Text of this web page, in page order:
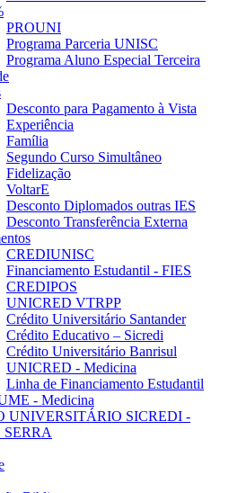
PROUNI
Programa Parceria UNISC
Programa Aluno Especial Terceira
Desconto para Pagamento à Vista
Experiência
Família
Segundo Curso Simultâneo
Fidelização
VoltarE
Desconto Diplomados outras IES
Desconto Transferência Externa
CREDIUNISC
Financiamento Estudantil - FIES
CREDIPOS
UNICRED VTRPP
Crédito Universitário Santander
Crédito Educativo – Sicredi
Crédito Universitário Banrisul
UNICRED - Medicina
Linha de Financiamento Estudantil
- Medicina
UNIVERSITÁRIO SICREDI -
SERRA